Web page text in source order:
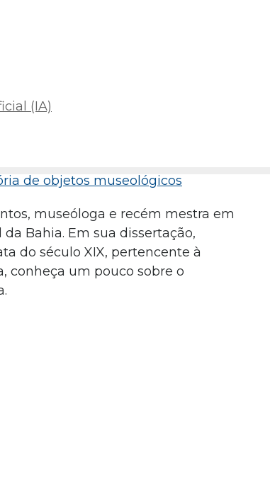
(IA)
de objetos museológicos
museóloga e recém mestra em
Bahia. Em sua dissertação,
do século XIX, pertencente à
conheça um pouco sobre o